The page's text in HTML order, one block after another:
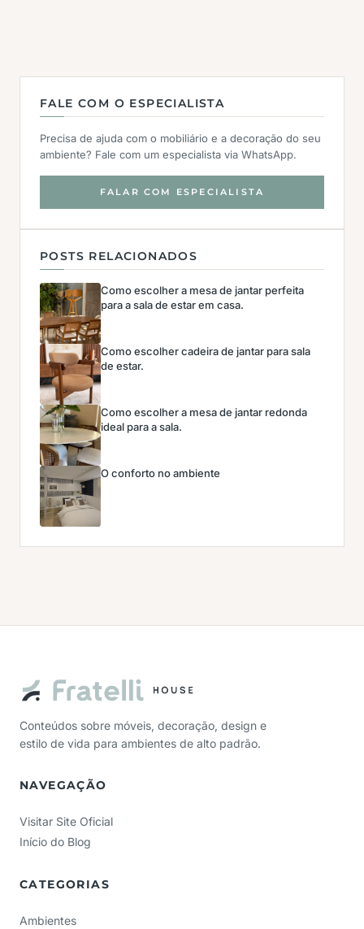
FALE COM O ESPECIALISTA
Precisa de ajuda com o mobiliário e a decoração do seu
ambiente? Fale com um especialista via WhatsApp.
FALAR COM ESPECIALISTA
POSTS RELACIONADOS
Como escolher a mesa de jantar perfeita
para a sala de estar em casa.
Como escolher cadeira de jantar para sala
de estar.
Como escolher a mesa de jantar redonda
ideal para a sala.
O conforto no ambiente
Conteúdos sobre móveis, decoração, design e
estilo de vida para ambientes de alto padrão.
NAVEGAÇÃO
Visitar Site Oficial
Início do Blog
CATEGORIAS
Ambientes